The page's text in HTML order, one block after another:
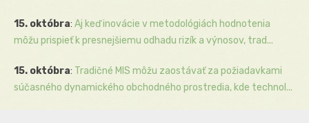
15. októbra: Aj keď inovácie v metodológiách hodnotenia
môžu prispieť k presnejšiemu odhadu rizík a výnosov, trad...
15. októbra: Tradičné MIS môžu zaostávať za požiadavkami
súčasného dynamického obchodného prostredia, kde technol...